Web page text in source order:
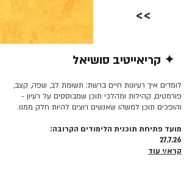
>>
✦ קריאייטיב סושיאל
לומדים איך רעיונות חיים ברשת: תשומת לב, שפה, קצב,
פורמטים, קהילות ומהלכי תוכן שמבוססים על רעיון -
והופכים תוכן למשהו שאנשים רוצים להיות חלק ממנו.
מועד פתיחת תוכנית הלימודים הקרובה:
27.7.26
קרא/י עוד